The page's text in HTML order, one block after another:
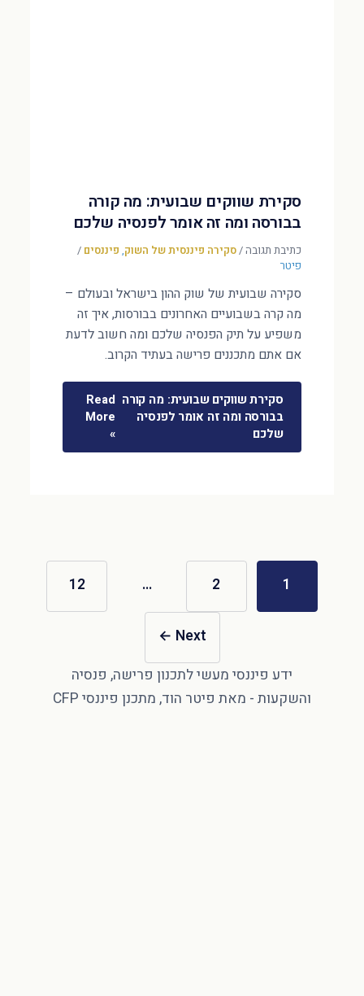
סקירת שווקים שבועית: מה קורה
בבורסה ומה זה אומר לפנסיה שלכם
כתיבת תגובה/סקירה פיננסית של השוק, פיננסים /
פיטר
סקירה שבועית של שוק ההון בישראל ובעולם –
מה קרה בשבועיים האחרונים בבורסות, איך זה
משפיע על תיק הפנסיה שלכם ומה חשוב לדעת
אם אתם מתכננים פרישה בעתיד הקרוב.
סקירת שווקים שבועית: מה קורה
בבורסה ומה זה אומר לפנסיה
שלכם
Read
More
»
1
2
…
12
Next
←